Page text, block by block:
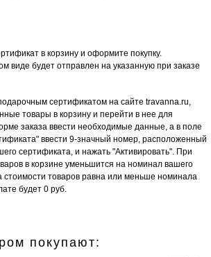
в корзину и оформите покупку.
виде будет отправлен на указанную при заказе
сертификатом на сайте travanna.ru,
товары в корзину и перейти в нее для
заказа ввести необходимые данные, а в поле
ввести 9-значный номер, расположенный
сертификата, и нажать "Активировать". При
в корзине уменьшится на номинал вашего
стоимости товаров равна или меньше номинала
будет 0 руб.
покупают: